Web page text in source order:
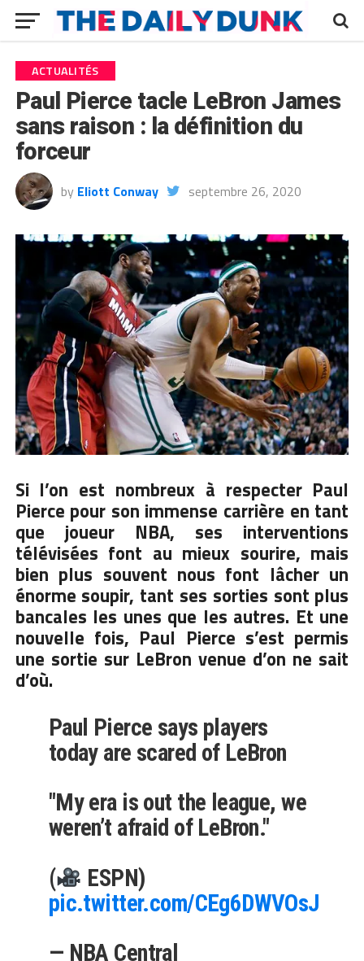
ACTUALITÉS
Paul Pierce tacle LeBron James
sans raison : la définition du
forceur
by Eliott Conway septembre 26, 2020
Si l’on est nombreux à respecter Paul
Pierce pour son immense carrière en tant
que joueur NBA, ses interventions
télévisées font au mieux sourire, mais
bien plus souvent nous font lâcher un
énorme soupir, tant ses sorties sont plus
bancales les unes que les autres. Et une
nouvelle fois, Paul Pierce s’est permis
une sortie sur LeBron venue d’on ne sait
d’où.
Paul Pierce says players
today are scared of LeBron
"My era is out the league, we
weren’t afraid of LeBron."
(
ESPN)
pic.twitter.com/CEg6DWVOsJ
— NBA Central